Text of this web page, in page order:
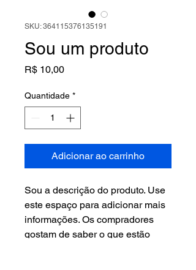
SKU: 364115376135191
Sou um produto
R$ 10,00Preço
Quantidade *
Adicionar ao carrinho
Sou a descrição do produto. Use
este espaço para adicionar mais
informações. Os compradores
gostam de saber o que estão